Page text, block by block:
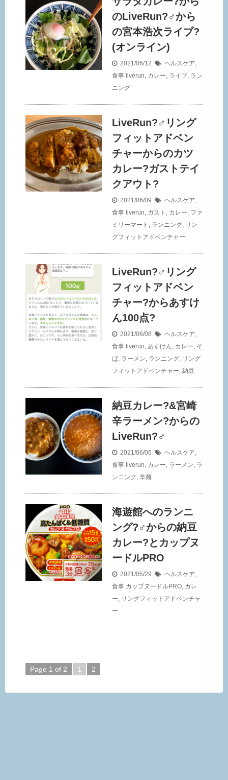
のLiveRun?‍♂️から
の宮本浩次ライブ?
(オンライン)
2021/06/12 ヘルスケア,
食事 liverun, カレー, ライブ, ラン
ニング
LiveRun?‍♂️リング
フィットアドベン
チャーからのカツ
カレー?ガストテイ
クアウト?
2021/06/09 ヘルスケア,
食事 liverun, ガスト , カレー, ファ
ミリーマート , ランニング, リン
グフィットアドベンチャー
LiveRun?‍♂️リング
フィットアドベン
チャー?からあすけ
ん100点?
2021/06/08 ヘルスケア,
食事 liverun, あすけん, カレー, そ
ば, ラーメン, ランニング, リング
フィットアドベンチャー, 納豆
納豆カレー?&宮崎
辛ラーメン?からの
LiveRun?‍♂️
2021/06/06 ヘルスケア,
食事 liverun, カレー, ラーメン, ラ
ンニング, 辛麺
海遊館へのランニ
ング?‍♂️からの納豆
カレー?とカップヌ
ードルPRO
2021/05/29 ヘルスケア,
食事 カップヌードルPRO, カレ
ー, リングフィットアドベンチャ
ー
Page 1 of 2 1 2